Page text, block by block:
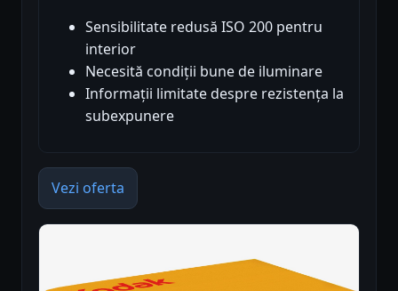
Sensibilitate redusă ISO 200 pentru
interior
Necesită condiții bune de iluminare
Informații limitate despre rezistența la
subexpunere
Vezi oferta